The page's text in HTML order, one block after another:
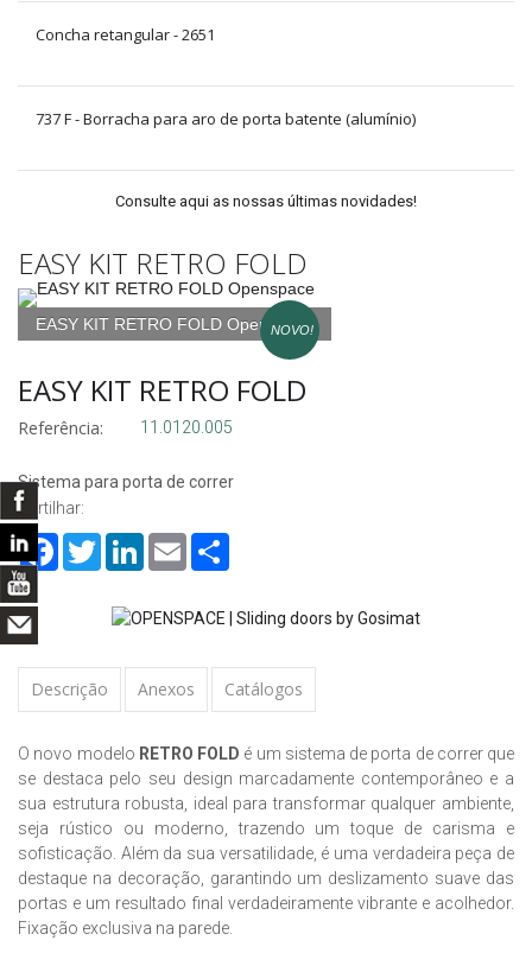
Concha retangular - 2651
737 F - Borracha para aro de porta batente (alumínio)
Consulte aqui as nossas últimas novidades!
EASY KIT RETRO FOLD
EASY KIT RETRO FOLD Openspace
NOVO!
EASY KIT RETRO FOLD
Referência: 11.0120.005
Sistema para porta de correr
Partilhar:
FacebookTwitterLinkedInEmail
Descrição Anexos Catálogos
O novo modelo RETRO FOLD é um sistema de porta de correr que
se destaca pelo seu design marcadamente contemporâneo e a
sua estrutura robusta, ideal para transformar qualquer ambiente,
seja rústico ou moderno, trazendo um toque de carisma e
sofisticação. Além da sua versatilidade, é uma verdadeira peça de
destaque na decoração, garantindo um deslizamento suave das
portas e um resultado final verdadeiramente vibrante e acolhedor.
Fixação exclusiva na parede.